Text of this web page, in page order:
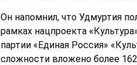
Он напомнил, что Удмуртия
рамках нацпроекта
партии «Единая Россия»
сложности вложено более